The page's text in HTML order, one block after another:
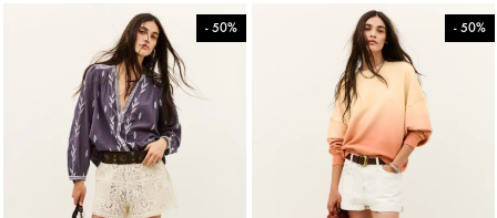
50%
-
50%
-